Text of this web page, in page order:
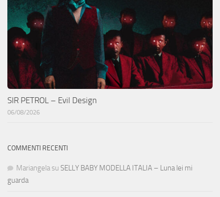
SIR PETROL – Evil Design
06/08/2026
COMMENTI RECENTI
Mariangela su SELLY BABY MODELLA ITALIA – Luna lei mi
guarda